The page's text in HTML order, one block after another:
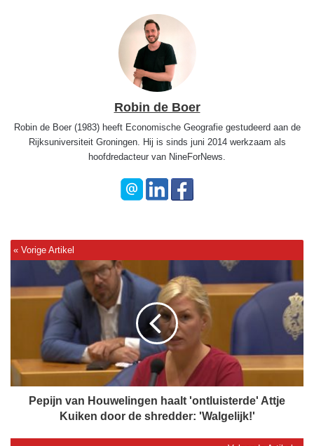
Robin de Boer
Robin de Boer (1983) heeft Economische Geografie gestudeerd aan de
Rijksuniversiteit Groningen. Hij is sinds juni 2014 werkzaam als
hoofdredacteur van NineForNews.
p
a
n
Pepijn van Houwelingen haalt 'ontluisterde' Attje
Kuiken door de shredder: 'Walgelijk!'